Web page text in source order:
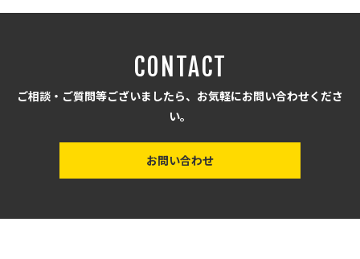
CONTACT
ご相談・ご質問等ございましたら、お気軽にお問い合わせくださ
い。
お問い合わせ